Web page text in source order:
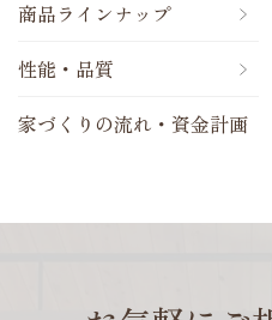
商品ラインナップ
性能・品質
家づくりの流れ・資金計画